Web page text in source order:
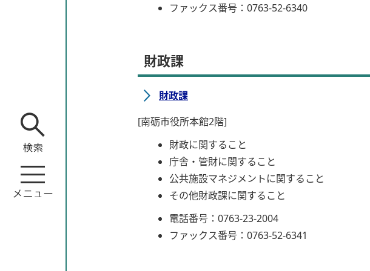
ファックス番号：0763-52-6340
財政課
財政課
[南砺市役所本館2階]
財政に関すること
庁舎・管財に関すること
公共施設マネジメントに関すること
その他財政課に関すること
電話番号：0763-23-2004
ファックス番号：0763-52-6341